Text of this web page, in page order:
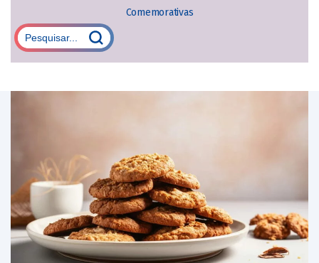
Comemorativas